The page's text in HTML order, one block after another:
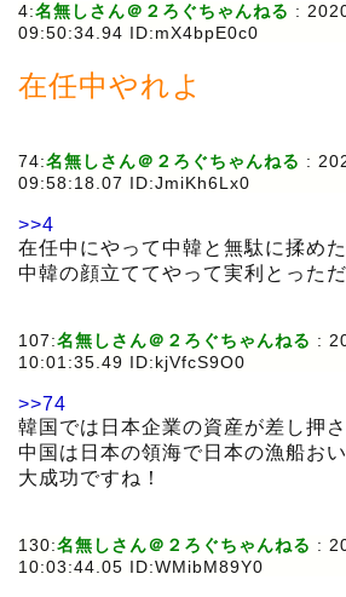
4:名無しさん＠２ろぐちゃんねる :
09:50:34.94 ID:mX4bpE0c0
在任中やれよ
74:名無しさん＠２ろぐちゃんねる :
09:58:18.07 ID:JmiKh6Lx0
>>4
在任中にやって中韓と無駄に揉めた
中韓の顔立ててやって実利とっただ
107:名無しさん＠２ろぐちゃんねる :
10:01:35.49 ID:kjVfcS9O0
>>74
韓国では日本企業の資産が差し押
中国は日本の領海で日本の漁船お
大成功ですね！
130:名無しさん＠２ろぐちゃんねる :
10:03:44.05 ID:WMibM89Y0